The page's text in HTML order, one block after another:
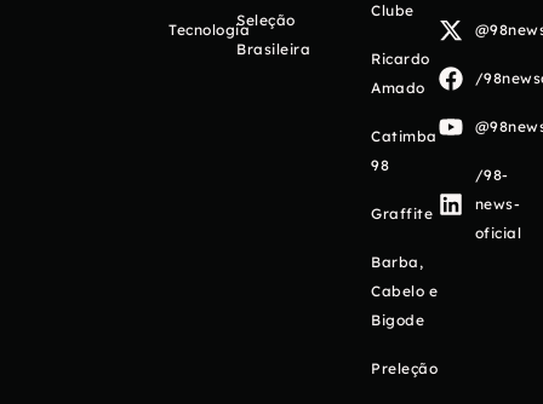
Tecnologia
Seleção
Brasileira
Clube
Ricardo
Amado
Catimba
98
Graffite
Barba,
Cabelo e
Bigode
Preleção
/
/98-
news-
oficial